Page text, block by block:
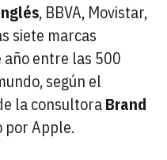
, BBVA, Movistar,
siete marcas
entre las 500
según el
la consultoraBrand
por Apple.